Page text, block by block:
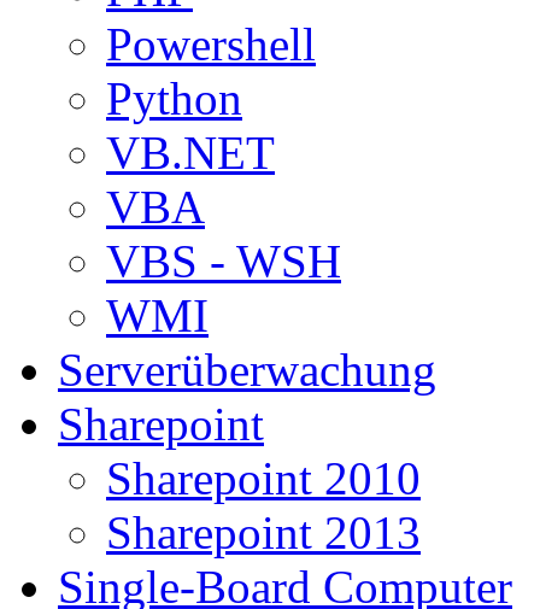
Powershell
Python
VB.NET
VBA
VBS - WSH
WMI
Serverüberwachung
Sharepoint
Sharepoint 2010
Sharepoint 2013
Single-Board Computer